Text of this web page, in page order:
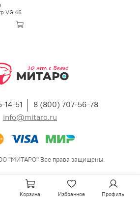
VG 46
14-51
8 (800) 707-56-78
info@mitaro.ru
"МИТАРО" Все права защищены.
Корзина Избранное Профиль